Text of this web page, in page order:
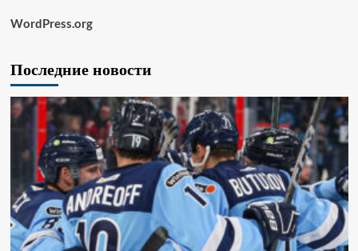
WordPress.org
Последние новости